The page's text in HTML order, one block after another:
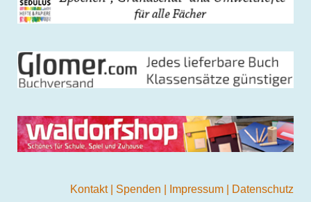
Kontakt Spenden Impressum Datenschutz